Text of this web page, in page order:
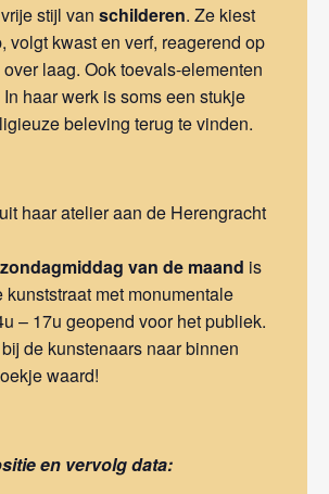
stijl van schilderen. Ze kiest
volgt kwast en verf, reagerend op
laag. Ook toevals-elementen
haar werk is soms een stukje
beleving terug te vinden.
haaratelier aan de Herengracht
van de maand is
met monumentale
– 17u geopend voor het publiek.
de kunstenaars naar binnen
waard!
en vervolg data: